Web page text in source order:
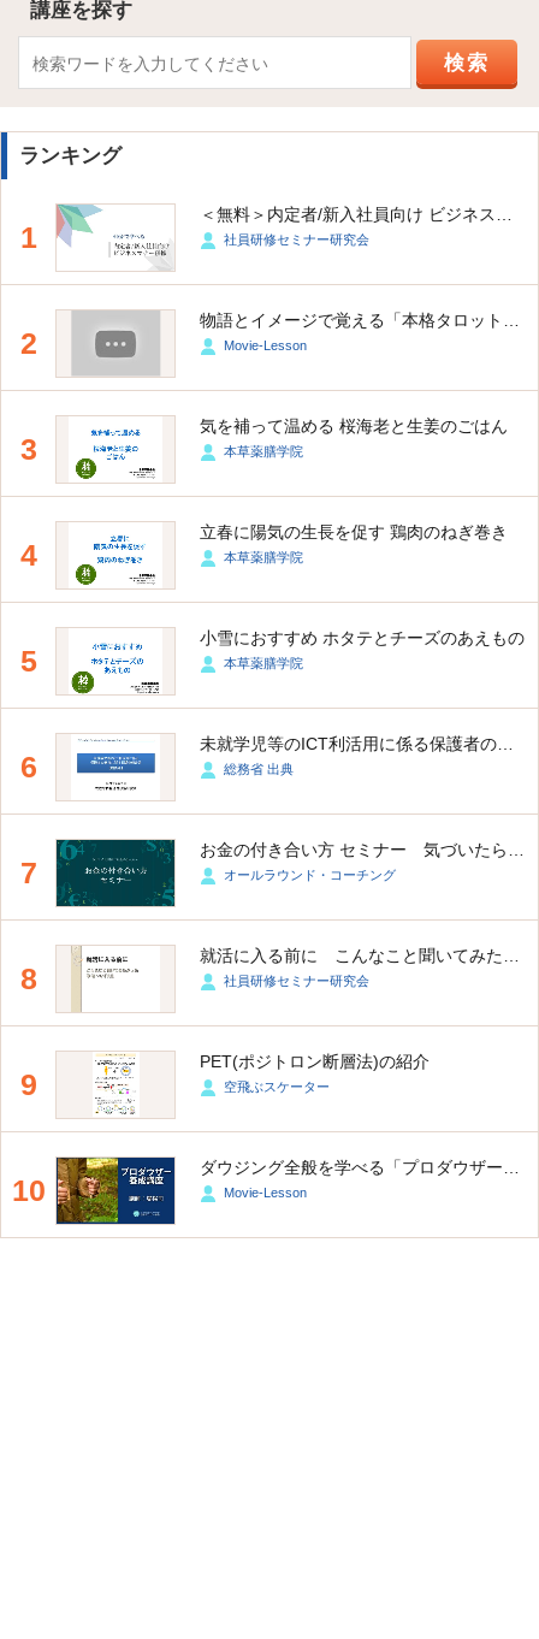
講座を探す
ランキング
1 社員研修セミナー研究会
2 Movie-Lesson
3
気を補って温める 桜海老と生姜のごはん
本草薬膳学院
4
立春に陽気の生長を促す 鶏肉のねぎ巻き
本草薬膳学院
5
小雪におすすめ ホタテとチーズのあえもの
本草薬膳学院
6 総務省 出典
7 オールラウンド・コーチング
8 社員研修セミナー研究会
9
PET(ポジトロン断層法)の紹介
空飛ぶスケーター
10 Movie-Lesson